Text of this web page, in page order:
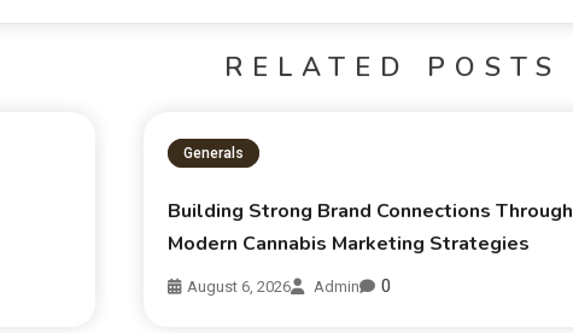
RELATED POSTS
Generals
Building Strong Brand Connections Through
Modern Cannabis Marketing Strategies
August 6, 2026 Admin 0